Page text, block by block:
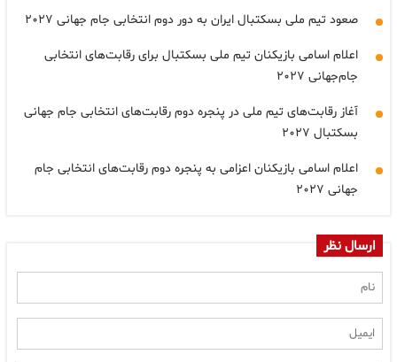
صعود تیم ملی بسکتبال ایران به دور دوم انتخابی جام جهانی ۲۰۲۷
اعلام اسامی بازیکنان تیم ملی بسکتبال برای رقابت‌های انتخابی
جام‌جهانی ۲۰۲۷
آغاز رقابت‌های تیم ملی در پنجره دوم رقابت‌های انتخابی جام جهانی
بسکتبال ۲۰۲۷
اعلام اسامی بازیکنان اعزامی به پنجره دوم رقابت‌های انتخابی جام
جهانی ۲۰۲۷
ارسال نظر